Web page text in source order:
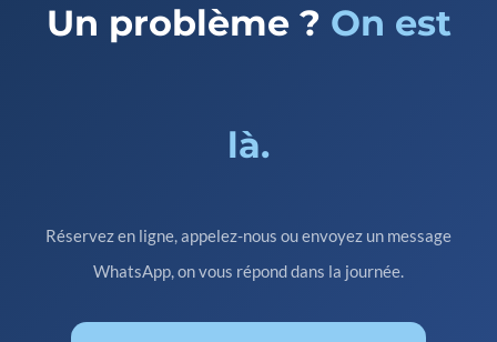
Un problème ? On est
là.
Réservez en ligne, appelez-nous ou envoyez un message
WhatsApp, on vous répond dans la journée.